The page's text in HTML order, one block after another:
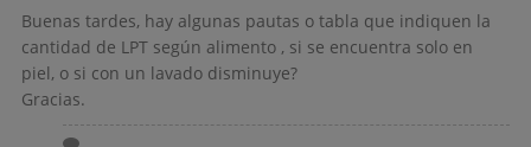
Buenas tardes, hay algunas pautas o tabla que indiquen la
cantidad de LPT según alimento , si se encuentra solo en
piel, o si con un lavado disminuye?
Gracias.